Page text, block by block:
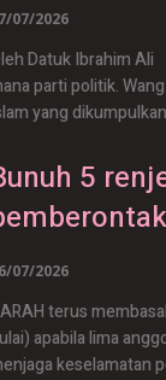
07/2026
Datuk Ibrahim Ali
parti politik.
yang
5
07/2026
terus
apabila lima
keselamatan